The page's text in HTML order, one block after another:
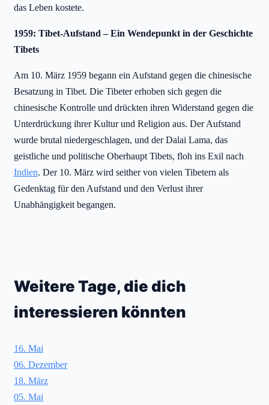
das Leben kostete.
1959: Tibet-Aufstand – Ein Wendepunkt in der Geschichte
Tibets
Am 10. März 1959 begann ein Aufstand gegen die chinesische
Besatzung in Tibet. Die Tibeter erhoben sich gegen die
chinesische Kontrolle und drückten ihren Widerstand gegen die
Unterdrückung ihrer Kultur und Religion aus. Der Aufstand
wurde brutal niedergeschlagen, und der Dalai Lama, das
geistliche und politische Oberhaupt Tibets, floh ins Exil nach
Indien. Der 10. März wird seither von vielen Tibetern als
Gedenktag für den Aufstand und den Verlust ihrer
Unabhängigkeit begangen.
Weitere Tage, die dich
interessieren könnten
16. Mai
06. Dezember
18. März
05. Mai